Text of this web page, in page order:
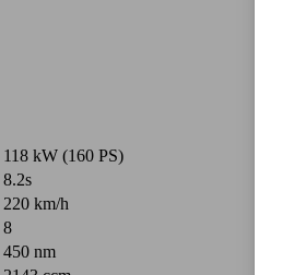
118 kW (160 PS)
8.2s
220 km/h
8
450 nm